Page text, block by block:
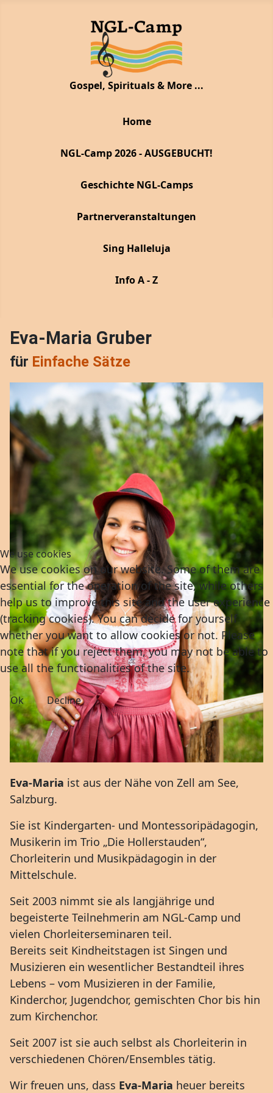
Gospel, Spirituals & More ...
Home
NGL-Camp 2026 - AUSGEBUCHT!
Geschichte NGL-Camps
Partnerveranstaltungen
Sing Halleluja
Info A - Z
Eva-Maria Gruber
für Einfache Sätze
Eva-Maria ist aus der Nähe von Zell am See,
Salzburg.
Sie ist Kindergarten- und Montessoripädagogin,
Musikerin im Trio „Die Hollerstauden“,
Chorleiterin und Musikpädagogin in der
Mittelschule.
Seit 2003 nimmt sie als langjährige und
begeisterte Teilnehmerin am NGL-Camp und
vielen Chorleiterseminaren teil.
Bereits seit Kindheitstagen ist Singen und
Musizieren ein wesentlicher Bestandteil ihres
Lebens – vom Musizieren in der Familie,
Kinderchor, Jugendchor, gemischten Chor bis hin
zum Kirchenchor.
Seit 2007 ist sie auch selbst als Chorleiterin in
verschiedenen Chören/Ensembles tätig.
Wir freuen uns, dass Eva-Maria heuer bereits
We use cookies
We use cookies on our website. Some of them are
essential for the operation of the site, while others
help us to improve this site and the user experience
(tracking cookies). You can decide for yourself
whether you want to allow cookies or not. Please
note that if you reject them, you may not be able to
use all the functionalities of the site.
Ok Decline